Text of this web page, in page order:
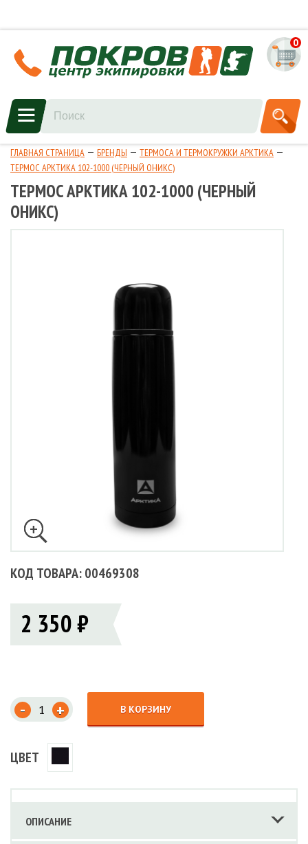
0
ГЛАВНАЯ СТРАНИЦА БРЕНДЫ
ТЕРМОСА И ТЕРМОКРУЖКИ АРКТИКА
ТЕРМОС АРКТИКА 102-1000 (ЧЕРНЫЙ ОНИКС)
ТЕРМОС АРКТИКА 102-1000 (ЧЕРНЫЙ
ОНИКС)
КОД ТОВАРА: 00469308
2 350 ₽
- + В КОРЗИНУ
ЦВЕТ
ОПИСАНИЕ